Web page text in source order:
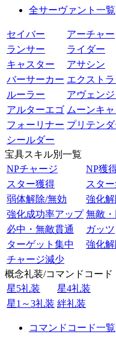
全サーヴァント一覧
セイバー
アーチャー
ランサー
ライダー
キャスター
アサシン
バーサーカー エクスト
ルーラー
アヴェン
アルターエゴ ムーンキ
フォーリナー プリテン
シールダー
宝具スキル別一覧
NPチャージ
NP獲
スター獲得
スタ
弱体解除/無効
強化
強化成功率アップ 無敵
必中・無敵貫通
ガッツ
ターゲット集中
強化
チャージ減少
概念礼装/コマンドコード
星5礼装
星4礼装
星1～3礼装 絆礼装
コマンドコード一覧